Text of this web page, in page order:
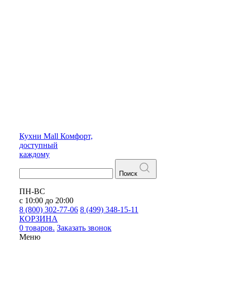
Кухни Mall Комфорт,
доступный
каждому
Поиск
ПН-ВС
с 10:00 до 20:00
8 (800) 302-77-06 8 (499) 348-15-11
КОРЗИНА
0 товаров. Заказать звонок
Меню